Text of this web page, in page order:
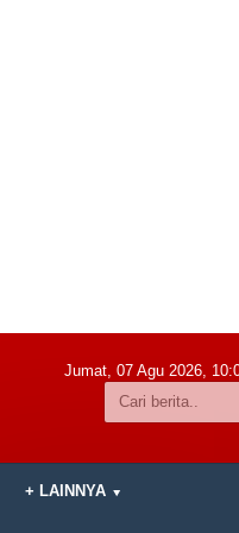
Jumat, 07 Agu 2026,
+ LAINNYA